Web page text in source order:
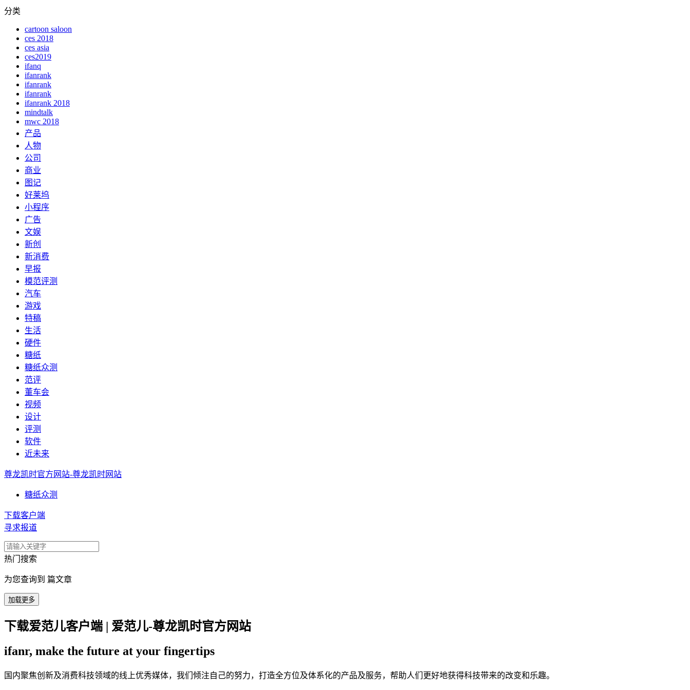
分类
cartoon saloon
ces 2018
ces asia
ces2019
ifanq
ifanrank
ifanrank
ifanrank
ifanrank 2018
mindtalk
mwc 2018
产品
人物
公司
商业
图记
好莱坞
小程序
广告
文娱
新创
新消费
早报
模范评测
汽车
游戏
特稿
生活
硬件
糖纸
糖纸众测
范评
董车会
视频
设计
评测
软件
近未来
尊龙凯时官方网站-尊龙凯时网站
糖纸众测
下载客户端
寻求报道
热门搜索
为您查询到 篇文章
加载更多
下载爱范儿客户端 | 爱范儿-尊龙凯时官方网站
ifanr, make the future at your fingertips
国内聚焦创新及消费科技领域的线上优秀媒体，我们倾注自己的努力，打造全方位及体系化的产品及服务，帮助人们更好地获得科技带来的改变和乐趣。